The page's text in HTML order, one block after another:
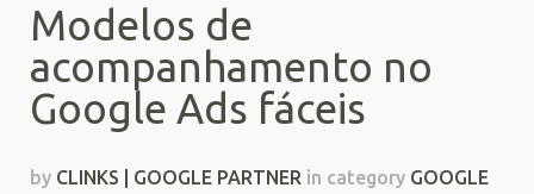
Modelos de
acompanhamento no
Google Ads fáceis
by CLINKS | GOOGLE PARTNER in category GOOGLE